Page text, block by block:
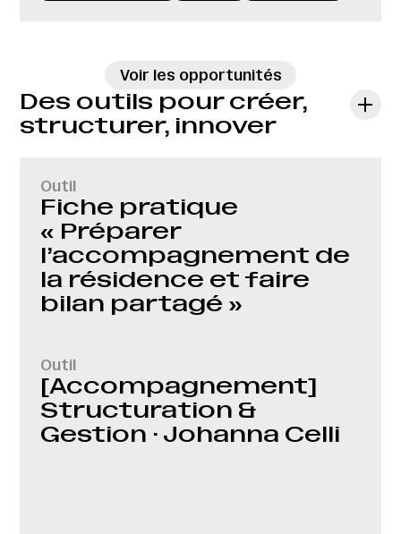
Voir les opportunités
Des outils pour créer,
structurer, innover
Outil
Fiche pratique
« Préparer
l’accompagnement de
la résidence et faire
bilan partagé »
Outil
[Accompagnement]
Structuration &
Gestion · Johanna Celli